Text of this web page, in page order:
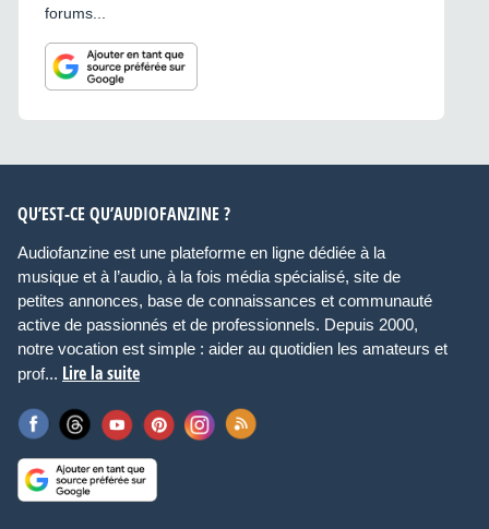
forums...
QU’EST-CE QU’AUDIOFANZINE ?
Audiofanzine est une plateforme en ligne dédiée à la
musique et à l’audio, à la fois média spécialisé, site de
petites annonces, base de connaissances et communauté
active de passionnés et de professionnels. Depuis 2000,
notre vocation est simple : aider au quotidien les amateurs et
prof... Lire la suite